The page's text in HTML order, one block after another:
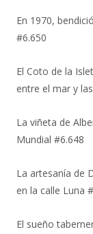
En 1970,
#6.650
El Coto de la
entre el mar y
La viñeta de
Mundial #6.648
La artesanía de
en la calle Luna
El sueño